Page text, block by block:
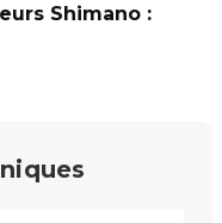
Shimano :